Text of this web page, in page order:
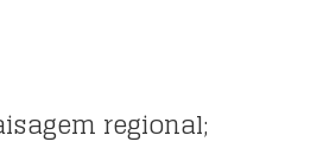
regional;